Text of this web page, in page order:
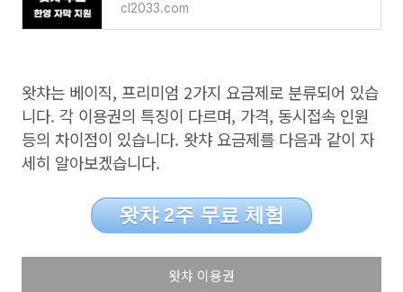
cl2033.com
왓챠는 베이직, 프리미엄 2가지 요금제로 분류되어 있습
니다. 각 이용권의 특징이 다르며, 가격, 동시접속 인원
등의 차이점이 있습니다. 왓챠 요금제를 다음과 같이 자
세히 알아보겠습니다.
왓챠 2주 무료 체험
왓챠 이용권